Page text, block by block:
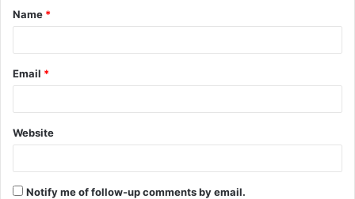
Name *
Email *
Website
Notify me of follow-up comments by email.